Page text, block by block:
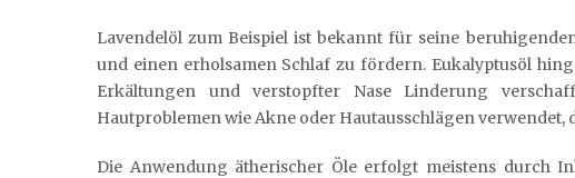
Lavendelöl zum Beispiel ist bekannt für seine
und einen erholsamen Schlaf zu fördern. Eukalyptusöl
Erkältungen und verstopfter Nase Linderung
Hautproblemen wie Akne oder Hautausschlägen verwendet,
Die Anwendung ätherischer Öle erfolgt meistens durch